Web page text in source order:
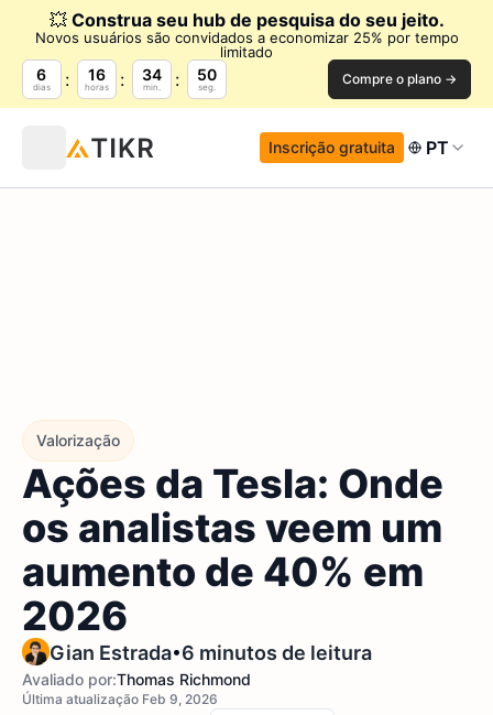
💥 Construa seu hub de pesquisa do seu jeito.
Novos usuários são convidados a economizar 25% por tempo
limitado
6
dias
16
horas
34
min.
49
seg. Compre o plano →
Inscrição gratuita PT
Valorização
Ações da Tesla: Onde
os analistas veem um
aumento de 40% em
2026
Gian Estrada•6 minutos de leitura
Avaliado por:Thomas Richmond
Última atualização Feb 9, 2026